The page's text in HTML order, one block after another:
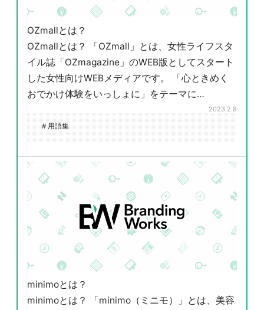
OZmallとは？
OZmallとは？ 「OZmall」とは、女性ライフスタ
イル誌「OZmagazine」のWEB版としてスタート
した女性向けWEBメディアです。 「心ときめく
おでかけ体験をいっしょに」をテーマに…
2023.2.8
# 用語集
minimoとは？
minimoとは？ 「minimo（ミニモ）」とは、美容